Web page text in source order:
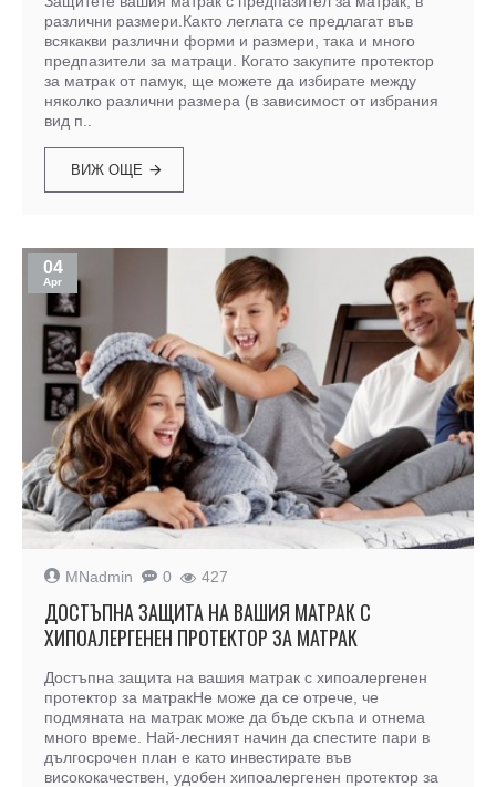
различни размери.Както леглата се предлагат във
всякакви различни форми и размери, така и много
предпазители за матраци. Когато закупите протектор
за матрак от памук, ще можете да избирате между
няколко различни размера (в зависимост от избрания
вид п..
ВИЖ ОЩЕ
04
Apr
MNadmin 0 427
ДОСТЪПНА ЗАЩИТА НА ВАШИЯ МАТРАК С
ХИПОАЛЕРГЕНЕН ПРОТЕКТОР ЗА МАТРАК
Достъпна защита на вашия матрак с хипоалергенен
протектор за матракНе може да се отрече, че
подмяната на матрак може да бъде скъпа и отнема
много време. Най-лесният начин да спестите пари в
дългосрочен план е като инвестирате във
висококачествен, удобен хипоалергенен протектор за